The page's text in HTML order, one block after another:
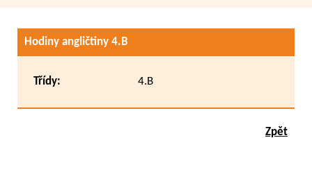
Hodiny angličtiny 4.B
Třídy: 4.B
Zpět